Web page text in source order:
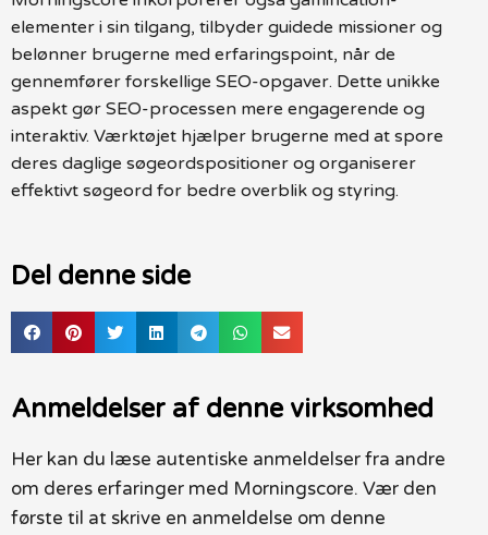
elementer i sin tilgang, tilbyder guidede missioner og
belønner brugerne med erfaringspoint, når de
gennemfører forskellige SEO-opgaver. Dette unikke
aspekt gør SEO-processen mere engagerende og
interaktiv. Værktøjet hjælper brugerne med at spore
deres daglige søgeordspositioner og organiserer
effektivt søgeord for bedre overblik og styring.
Del denne side
Anmeldelser af denne virksomhed
Her kan du læse autentiske anmeldelser fra andre
om deres erfaringer med Morningscore. Vær den
første til at skrive en anmeldelse om denne